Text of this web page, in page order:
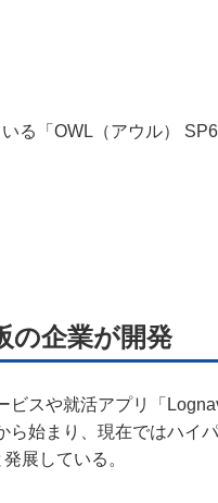
る「OWL（アウル）
の企業が開発
ビスや就活アプリ「
ら始まり、現在ではハイ
展している。